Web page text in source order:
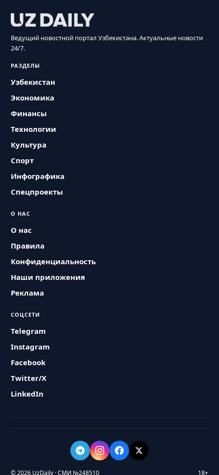
Ведущий новостной портал Узбекистана. Актуальные новости
24/7.
РАЗДЕЛЫ
Узбекистан
Экономика
Финансы
Технологии
Культура
Спорт
Инфографика
Спецпроекты
О НАС
О нас
Правила
Конфиденциальность
Наши приложения
Реклама
СОЦСЕТИ
Telegram
Instagram
Facebook
Twitter/X
LinkedIn
© 2026 UzDaily · СМИ №248510 18+